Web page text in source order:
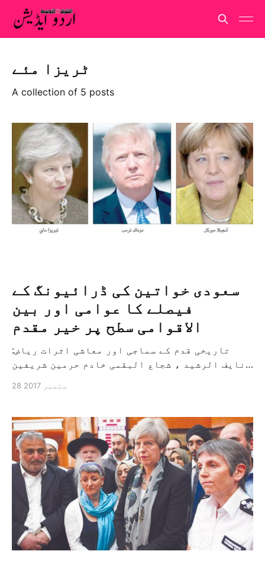
ٹریزا مئے
A collection of 5 posts
سعودی خواتین کی ڈرائیونگ کے
فیصلے کا عوامی اور بین
الاقوامی سطح پر خیر مقدم
تاریخی قدم کے سماجی اور معاشی اثرات رياض:
نايف الرشيد ، شجاع البقمی خادم حرمین شریفین
آئندہ جون سے گاڑی کی ڈرائیونگ کی اجازت دینے
تعداد میں سراہا گیا ہے۔ چنانچہ امریکی صدر
ڈونالڈ […]
28 ستمبر 2017